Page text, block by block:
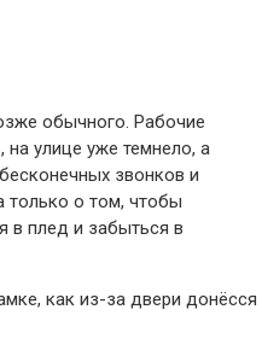
обычного. Рабочие
на улице уже темнело, а
звонков и
только о том, чтобы
в плед и забыться в
как из-за двери донёсся